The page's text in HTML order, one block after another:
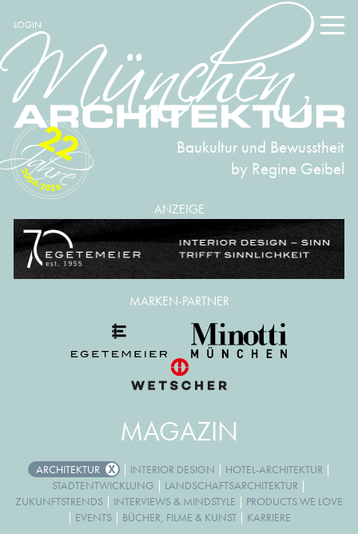
LOGIN
Baukultur und Bewusstheit
by Regine Geibel
2004-2026
22
ANZEIGE
MAGAZIN
ARCHITEKTUR | INTERIOR DESIGN | HOTEL-ARCHITEKTUR |
STADTENTWICKLUNG | LANDSCHAFTSARCHITEKTUR |
ZUKUNFTSTRENDS | INTERVIEWS & MINDSTYLE | PRODUCTS WE LOVE
| EVENTS | BÜCHER, FILME & KUNST | KARRIERE